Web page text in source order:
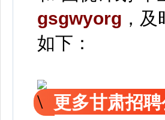
gsgwyorg ， 及
如下：
更多甘肃招